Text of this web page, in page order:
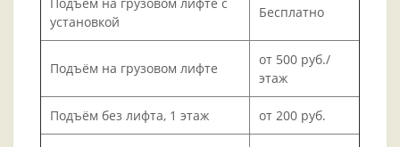
установкой
Бесплатно
Подъём на грузовом лифте
от 500 руб./
этаж
Подъём без лифта, 1 этаж от 200 руб.